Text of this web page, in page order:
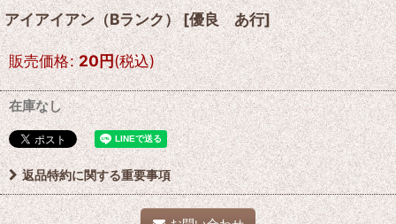
アイアイアン（Bランク）[優良 あ行]
販売価格: 20円(税込)
在庫なし
返品特約に関する重要事項